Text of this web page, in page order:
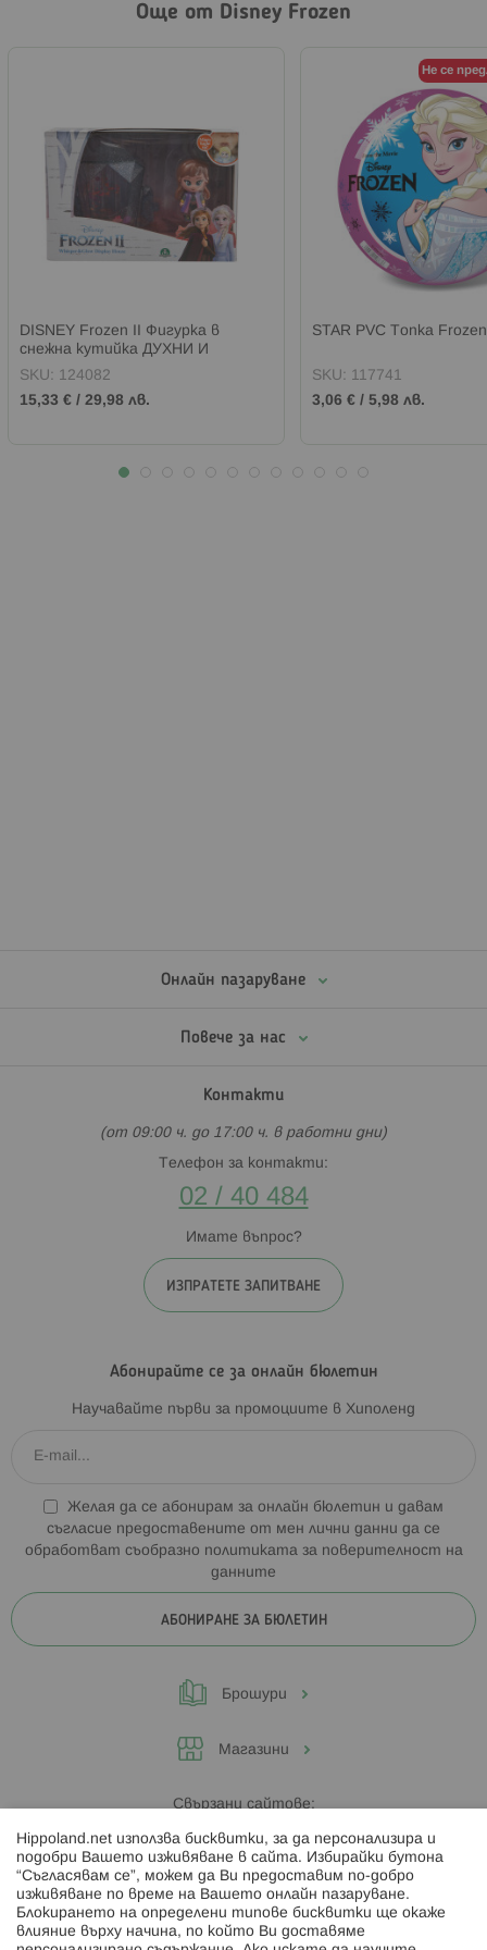
Още от Disney Frozen
DISNEY Frozen II Фигурка в
снежна кутийка ДУХНИ И
ОСВЕТИ
SKU: 124082
15,33 € / 29,98 лв.
Не се
STAR PVC Топка Frozen
SKU: 117741
3,06 € / 5,98 лв.
Онлайн пазаруване
Повече за нас
Контакти
(от 09:00 ч. до 17:00 ч. в работни дни)
Телефон за контакти:
02 / 40 484
Имате въпрос?
ИЗПРАТЕТЕ ЗАПИТВАНЕ
Абонирайте се за онлайн бюлетин
Научавайте първи за промоциите в Хиполенд
Желая да се абонирам за онлайн бюлетин и давам
съгласие предоставените от мен лични данни да се
обработват съобразно политиката за поверителност на
данните
АБОНИРАНЕ ЗА БЮЛЕТИН
Брошури
Магазини
Свързани сайтове:
Hippoland.ro
Последвайте ни:
Hippoland.net използва бисквитки, за да персонализира и
подобри Вашето изживяване в сайта. Избирайки бутона
“Съгласявам се”, можем да Ви предоставим по-добро
изживяване по време на Вашето онлайн пазаруване.
Блокирането на определени типове бисквитки ще окаже
влияние върху начина, по който Ви доставяме